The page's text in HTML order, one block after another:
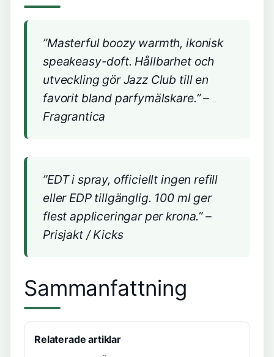
”Masterful boozy warmth, ikonisk
speakeasy-doft. Hållbarhet och
utveckling gör Jazz Club till en
favorit bland parfymälskare.” –
Fragrantica
”EDT i spray, officiellt ingen refill
eller EDP tillgänglig. 100 ml ger
flest appliceringar per krona.” –
Prisjakt / Kicks
Sammanfattning
Relaterade artiklar